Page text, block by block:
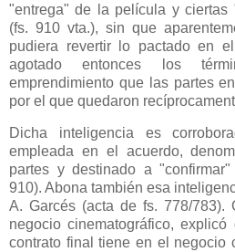
"entrega" de la película y ciertas
(fs. 910 vta.), sin que
pudiera revertir lo pactado en
agotado entonces los
emprendimiento que las partes
por el que quedaron
Dicha inteligencia es
empleada en el acuerdo,
partes y destinado a
910). Abona también esa
A. Garcés (acta de fs. 778/783).
negocio cinematográfico,
contrato final tiene en el negocio